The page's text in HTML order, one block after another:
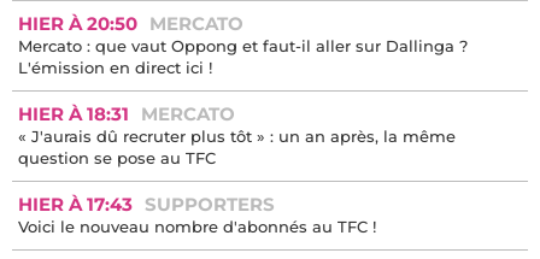
HIER À 20:50 MERCATO
Mercato : que vaut Oppong et faut-il aller sur Dallinga ?
L'émission en direct ici !
HIER À 18:31 MERCATO
« J'aurais dû recruter plus tôt » : un an après, la même
question se pose au TFC
HIER À 17:43 SUPPORTERS
Voici le nouveau nombre d'abonnés au TFC !